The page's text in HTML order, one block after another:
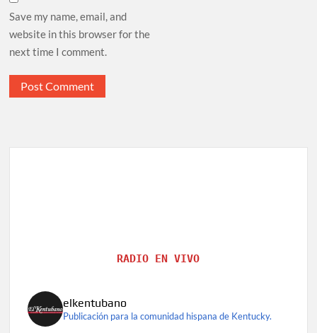
Save my name, email, and
website in this browser for the
next time I comment.
RADIO EN VIVO
elkentubano
Publicación para la comunidad hispana de Kentucky.